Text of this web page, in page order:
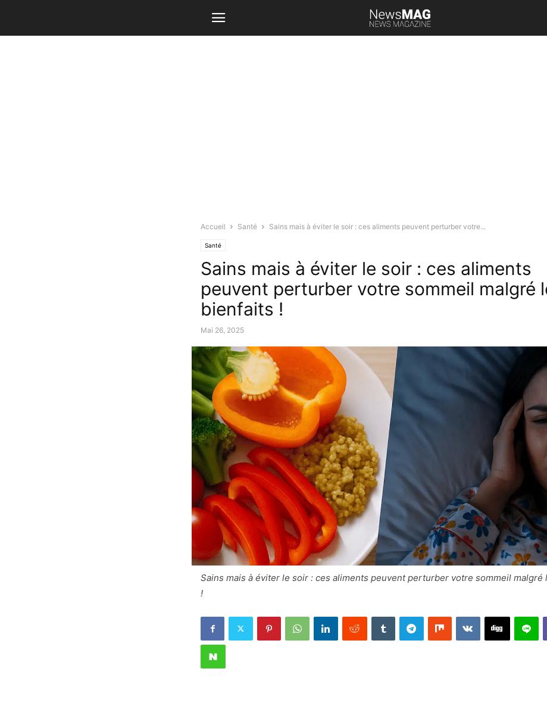
Accueil Santé Sains mais à éviter le soir : ces aliments peuvent perturber votre...
Santé
Sains mais à éviter le soir : ces aliments
peuvent perturber votre sommeil malgré
bienfaits !
Mai 26, 2025
Sains mais à éviter le soir : ces aliments peuvent perturber votre sommeil malgré
!